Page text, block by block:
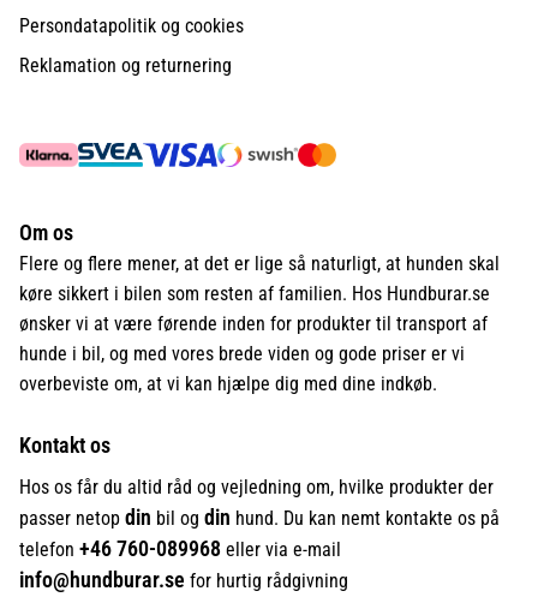
Persondatapolitik og cookies
Reklamation og returnering
Om os
Flere og flere mener, at det er lige så naturligt, at hunden skal
køre sikkert i bilen som resten af familien. Hos Hundburar.se
ønsker vi at være førende inden for produkter til transport af
hunde i bil, og med vores brede viden og gode priser er vi
overbeviste om, at vi kan hjælpe dig med dine indkøb.
Kontakt os
Hos os får du altid råd og vejledning om, hvilke produkter der
passer netop din bil og din hund. Du kan nemt kontakte os på
telefon +46760-089968 eller via e-mail
info@hundburar.se for hurtig rådgivning